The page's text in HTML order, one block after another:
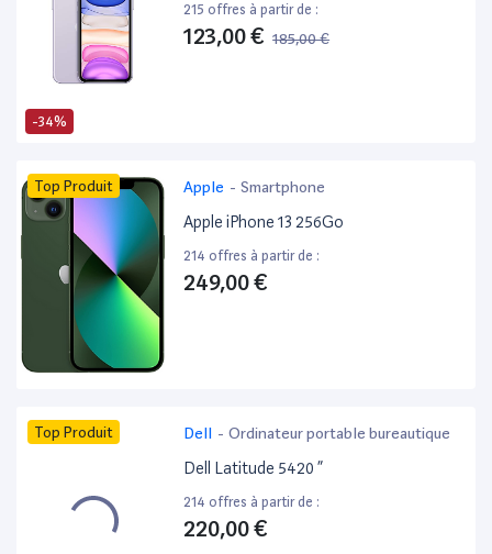
-34%
215 offres à partir de :
123,00 € 185,00 €
Top Produit Apple - Smartphone
Apple iPhone 13 256Go
214 offres à partir de :
249,00 €
Top Produit Dell - Ordinateur portable bureautique
Dell Latitude 5420 ”
214 offres à partir de :
220,00 €